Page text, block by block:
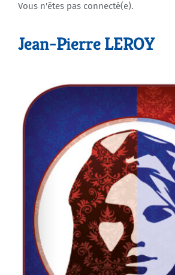
Agenda
Vous n'êtes pas connecté(e).
Jean-Pierre LEROY